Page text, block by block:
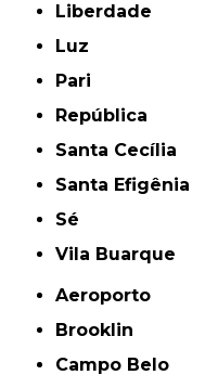
Liberdade
Luz
Pari
República
Santa Cecília
Santa Efigênia
Sé
Vila Buarque
Aeroporto
Brooklin
Campo Belo